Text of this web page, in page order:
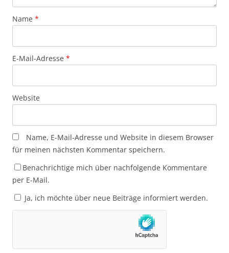
Name *
E-Mail-Adresse *
Website
Name, E-Mail-Adresse und Website in diesem Browser
für meinen nächsten Kommentar speichern.
Benachrichtige mich über nachfolgende Kommentare
per E-Mail.
Ja, ich möchte über neue Beiträge informiert werden.